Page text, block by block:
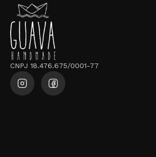
CNPJ 18.476.675/0001-77